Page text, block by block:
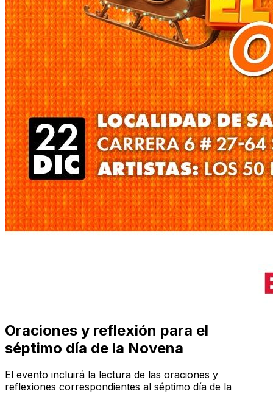
Oraciones y reflexión para el
séptimo día de la Novena
El evento incluirá la lectura de las oraciones y
reflexiones correspondientes al séptimo día de la